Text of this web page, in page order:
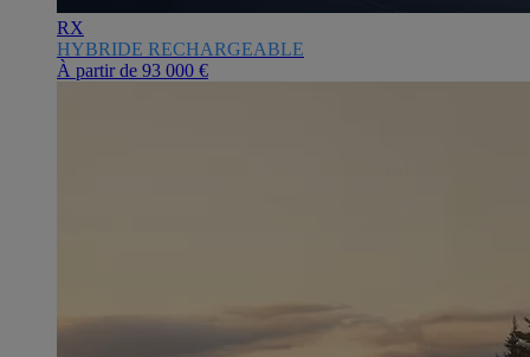
RX
HYBRIDE RECHARGEABLE
À partir de 93 000 €